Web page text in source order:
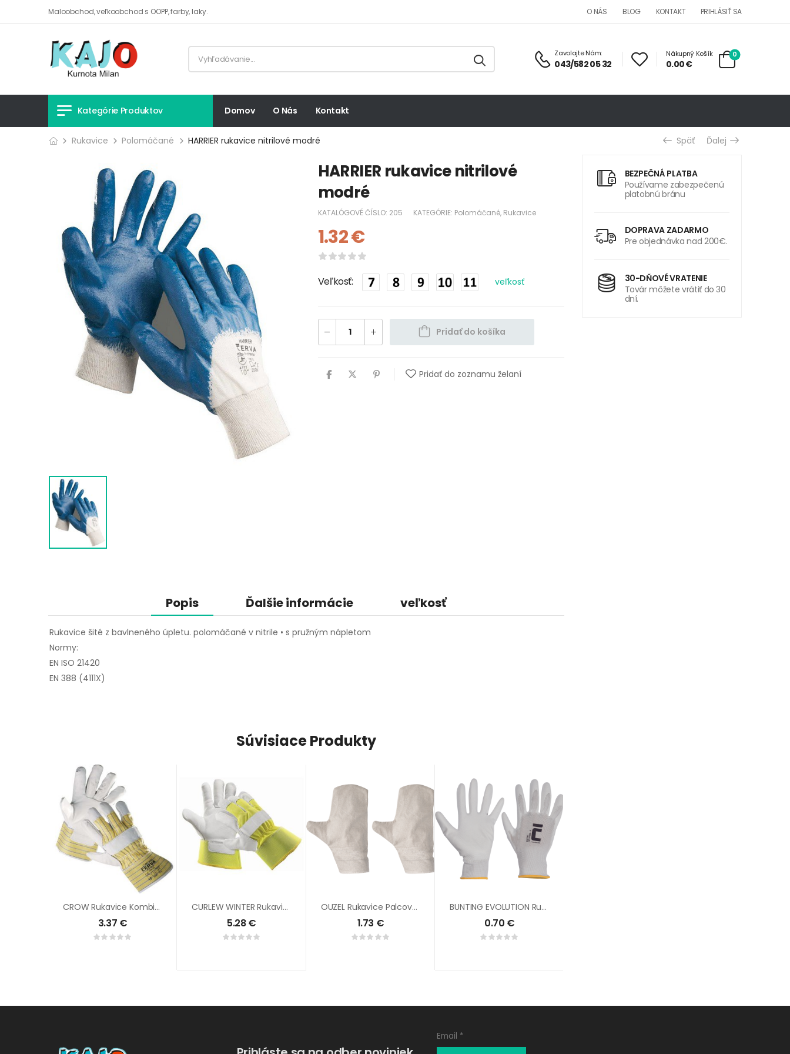
Maloobchod, veľkoobchod s OOPP, farby, laky. O NÁS BLOG KONTAKT PRIHLÁSIŤ SA
Zavolajte Nám:
043/582 05 32
Nákupný Košík
0.00€
0
Kategórie Produktov Domov O Nás Kontakt
Rukavice Polomáčané HARRIER rukavice nitrilové modré Späť Ďalej
HARRIER rukavice nitrilové
modré
KATALÓGOVÉ ČÍSLO: 205 KATEGÓRIE: Polomáčané, Rukavice
1.32€
Veľkosť veľkosť
Pridať do košíka
Pridať do zoznamu želaní
Popis Ďalšie informácie veľkosť
Rukavice šité z bavlneného úpletu. polomáčané v nitrile • s pružným nápletom
Normy:
EN ISO 21420
EN 388 (4111X)
Súvisiace Produkty
CROW Rukavice Kombinované
3.37 €
CURLEW WINTER Rukavice
5.28€
OUZEL Rukavice Palcové – Plátené
1.73 €
BUNTING EVOLUTION Rukavice Polyester
0.70 €
BEZPEČNÁ PLATBA
Používame zabezpečenú
platobnú bránu
DOPRAVA ZADARMO
Pre objednávka nad 200€.
30-DŇOVÉ VRATENIE
Továr môžete vrátiť do 30
dní.